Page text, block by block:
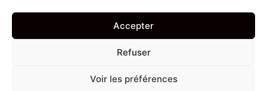
Accepter
Refuser
Voir les préférences
Conditions générales de vente